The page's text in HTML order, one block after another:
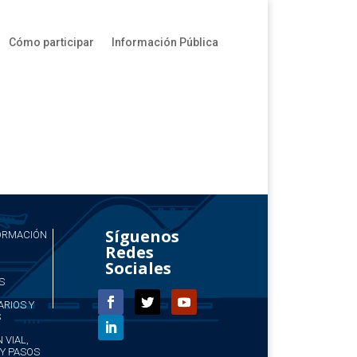
Cómo participar Información Pública
Y
PASOS
Síguenos
Redes
Sociales